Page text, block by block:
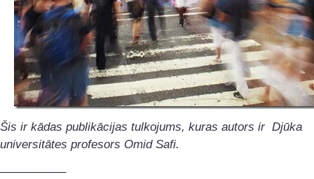
Šis ir kādas publikācijas tulkojums, kuras autors ir Djūka
universitātes profesors Omid Safi.
—————–